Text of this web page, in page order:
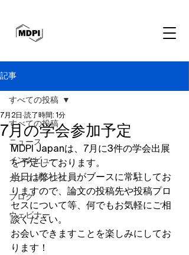
記事
すべての投稿
ニュース
インタビュー
カンファレンス
ブログ
ウェビナー
すべての投稿
7月の学会参加予定
7月2日 読了時間: 1分
MDPI Japanは、7月に3件の学会出展
を予定しております。
当日は弊社社員がブースに常駐してお
りますので、論文の投稿先や投稿プロ
セスについて等、何でもお気軽にご相
談ください。
お会いできますことを楽しみにしてお
ります！